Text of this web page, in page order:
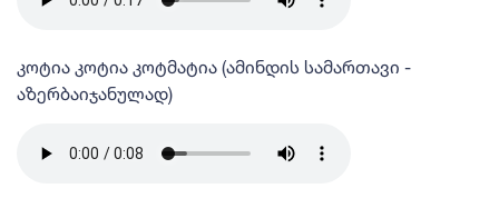
კოტია კოტია კოტმატია (ამინდის სამართავი -
აზერბაიჯანულად)